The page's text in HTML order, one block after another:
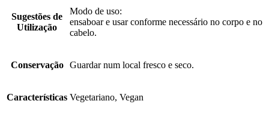
Sugestões de
Utilização
Modo de uso:
ensaboar e usar conforme necessário no corpo e no
cabelo.
Conservação Guardar num local fresco e seco.
Características Vegetariano, Vegan